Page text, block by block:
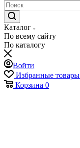
Каталог
По всему сайту
По каталогу
Войти
Избранные товары
Корзина 0